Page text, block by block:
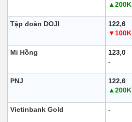
▲200K
Tập đoàn DOJI
122,6
▼100K
Mi Hồng
123,0
-
PNJ
122,6
▲200K
Vietinbank Gold -